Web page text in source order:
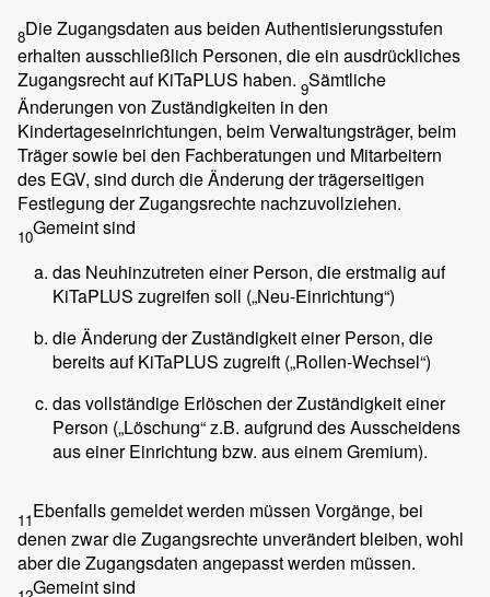
8Die Zugangsdaten aus beiden Authentisierungsstufen
erhalten ausschließlich Personen, die ein ausdrückliches
Zugangsrecht auf KiTaPLUS haben. 9Sämtliche
Änderungen von Zuständigkeiten in den
Kindertageseinrichtungen, beim Verwaltungsträger, beim
Träger sowie bei den Fachberatungen und Mitarbeitern
des EGV, sind durch die Änderung der trägerseitigen
Festlegung der Zugangsrechte nachzuvollziehen.
10Gemeint sind
das Neuhinzutreten einer Person, die erstmalig auf
KiTaPLUS zugreifen soll („Neu-Einrichtung“)
die Änderung der Zuständigkeit einer Person, die
bereits auf KiTaPLUS zugreift („Rollen-Wechsel“)
das vollständige Erlöschen der Zuständigkeit einer
Person („Löschung“ z.B. aufgrund des Ausscheidens
aus einer Einrichtung bzw. aus einem Gremium).
11Ebenfalls gemeldet werden müssen Vorgänge, bei
denen zwar die Zugangsrechte unverändert bleiben, wohl
aber die Zugangsdaten angepasst werden müssen.
Gemeint sind